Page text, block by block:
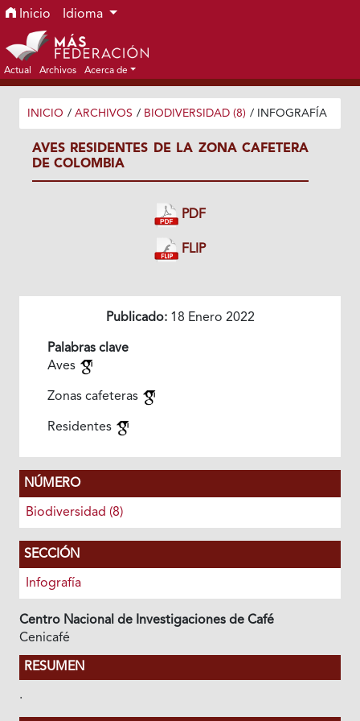
Ir al menú de navegación principal
Ir al contenido principal
Ir al pie de página del sitio
Inicio Idioma
Actual Archivos Acerca de
INICIO / ARCHIVOS / BIODIVERSIDAD (8) / INFOGRAFÍA
AVES RESIDENTES DE LA ZONA CAFETERA
DE COLOMBIA
PDF
FLIP
Publicado:18 Enero 2022
Palabras clave
Aves
Zonas cafeteras
Residentes
NÚMERO
Biodiversidad (8)
SECCIÓN
Infografía
Centro Nacional de Investigaciones de Café
Cenicafé
RESUMEN
.